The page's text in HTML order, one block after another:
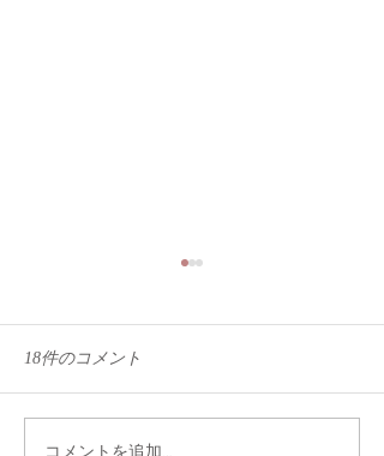
キリコに触発されて
18件のコメント